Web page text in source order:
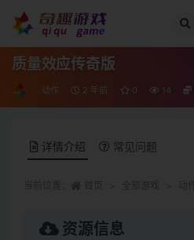
质量效应传奇版
动作 2 年前 0 14
详情介绍 常见问题
资源信息